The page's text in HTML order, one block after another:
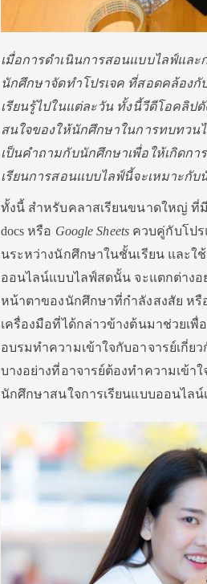
เมื่อการดำเนินการสอนแบบไลฟ์และ
นักศึกษาจัดทำโปรเจค ที่สอดคล้องกั
เรียนรู้ไปในแต่ละวัน ทั้งนี้วีดีโอคลิป
สนใจของให้นักศึกษาในการทบทวน
เป็นคำถามกับนักศึกษาเพื่อให้เกิดกา
เรียนการสอนแบบไลฟ์นี้จะเหมาะกั
ทั้งนี้ สำหรับคลาสเรียนขนาดใหญ่
docs หรือ Google Sheetsควบคู่กับโปร
นระหว่างนักศึกษาในชั้นเรียน และใ
ออนไลน์แบบไลฟ์สดนั้น จะแตกต่างอ
หน้าตาของนักศึกษาที่กำลังสงสัย หรื
เครื่องมือที่ได้กล่าวข้างต้นมาช่วยเพื่
อบรมทำความเข้าใจกับอาจารย์เกี่ย
บางอย่างที่อาจารย์ต้องทำความเข้า
นักศึกษาสนใจการเรียนแบบออนไลน์